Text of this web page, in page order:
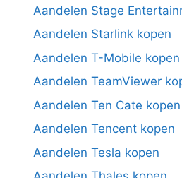
Aandelen Stage
Aandelen Starlink kopen
Aandelen T-Mobile kopen
Aandelen TeamViewer
Aandelen Ten Cate kopen
Aandelen Tencent kopen
Aandelen Tesla kopen